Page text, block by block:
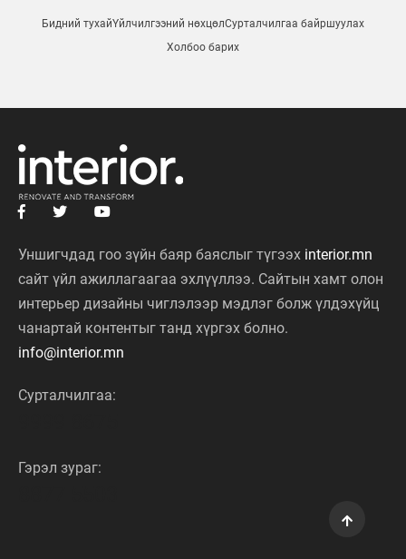
Бидний тухайҮйлчилгээний нөхцөлСурталчилгаа байршуулах
Холбоо барих
Уншигчдад гоо зүйн баяр баяслыг түгээх interior.mn
сайт үйл ажиллагаагаа эхлүүллээ. Сайтын хамт олон
интерьер дизайны чиглэлээр мэдлэг болж үлдэхүйц
чанартай контентыг танд хүргэх болно.
info@interior.mn
Сурталчилгаа:
Гэрэл зураг: